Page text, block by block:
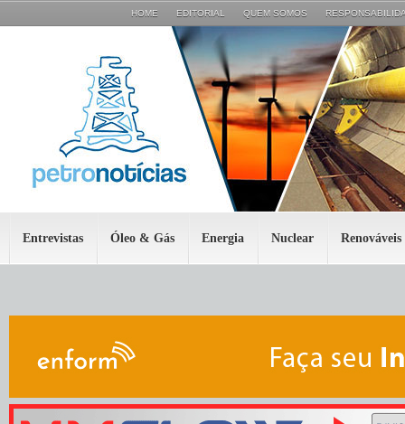
HOME EDITORIAL QUEM SOMOS
Entrevistas Óleo & Gás Energia Nuclear Renováveis